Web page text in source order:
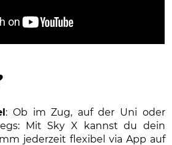
: Ob im Zug, auf der Uni oder
Mit Sky X kannst du dein
jederzeit flexibel via App auf